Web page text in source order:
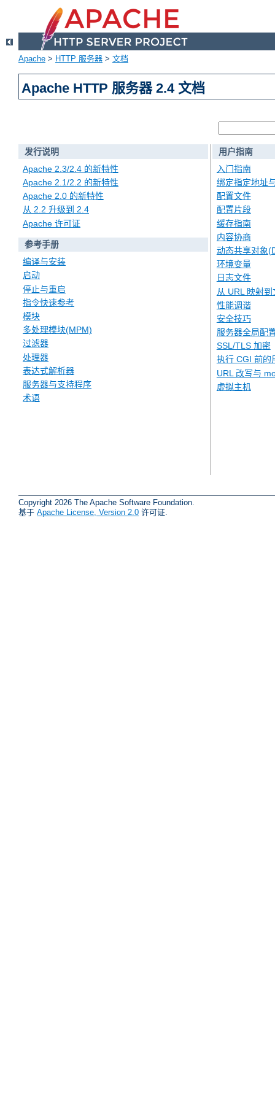
Apache > HTTP 服务器 > 文档
Apache HTTP 服务器 2.4 文档
发行说明
Apache 2.3/2.4 的新特性
Apache 2.1/2.2 的新特性
Apache 2.0 的新特性
从 2.2 升级到 2.4
Apache 许可证
参考手册
编译与安装
启动
停止与重启
指令快速参考
模块
多处理模块(MPM)
过滤器
处理器
表达式解析器
服务器与支持程序
术语
用户指南
入门指南
绑定指定地址
配置文件
配置片段
缓存指南
内容协商
动态共享对象
环境变量
日志文件
从 URL 映射
性能调谐
安全技巧
服务器全局配
SSL/TLS 加密
执行 CGI 前的
URL 改写与
虚拟主机
Copyright 2026 The Apache Software Foundation.
基于 Apache License, Version 2.0 许可证.